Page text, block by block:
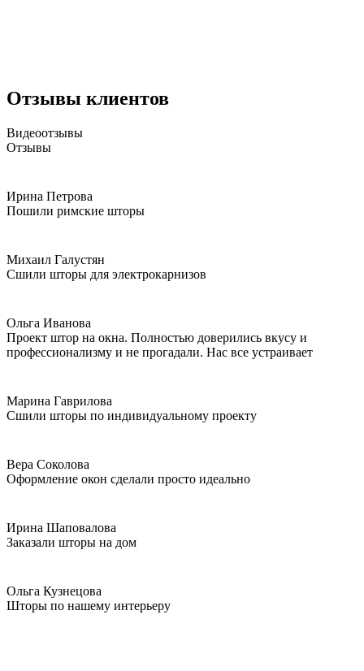
Отзывы клиентов
Видеоотзывы
Отзывы
Ирина Петрова
Пошили римские шторы
Михаил Галустян
Сшили шторы для электрокарнизов
Ольга Иванова
Проект штор на окна. Полностью доверились вкусу и
профессионализму и не прогадали. Нас все устраивает
Марина Гаврилова
Сшили шторы по индивидуальному проекту
Вера Соколова
Оформление окон сделали просто идеально
Ирина Шаповалова
Заказали шторы на дом
Ольга Кузнецова
Шторы по нашему интерьеру